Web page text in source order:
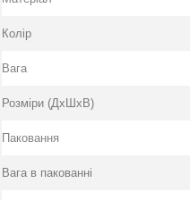
Колiр
Вага
Розміри (ДхШхВ)
Паковання
Вага в пакованні